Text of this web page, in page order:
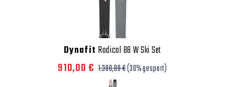
Dynafit Radical 88 W Ski Set
910,00 € 1.300,00 €(30% gespart)